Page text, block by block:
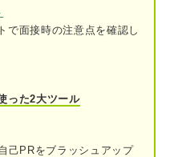
になる人
人
で面接時の注意点を確認し
った2大ツール
己PRをブラッシュアップ